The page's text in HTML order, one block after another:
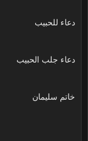
دعاء للحبيب
دعاء جلب الحبيب
خاتم سليمان